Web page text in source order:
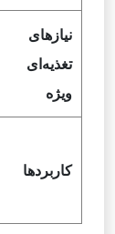
نیازهای
تغذیه‌ای
ویژه
کاربردها